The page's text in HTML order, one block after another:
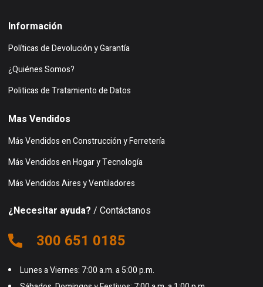
Información
Políticas de Devolución y Garantía
¿Quiénes Somos?
Politicas de Tratamiento de Datos
Mas Vendidos
Más Vendidos en Construcción y Ferretería
Más Vendidos en Hogar y Tecnología
Más Vendidos Aires y Ventiladores
¿Necesitar ayuda? / Contáctanos
300 651 0185
Lunes a Viernes: 7:00 a.m. a 5:00 p.m.